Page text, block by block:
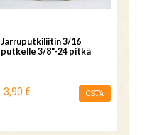
Jarruputkiliitin 3/16
putkelle 3/8"-24 pitkä
3,90 € OSTA